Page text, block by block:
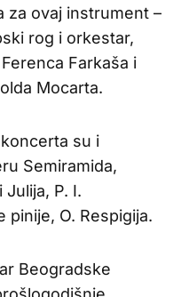
za ovaj instrument –
rog i orkestar,
Farkaša i
Mocarta.
su i
Semiramida,
P. I.
pinije, O. Respigija.
Beogradske